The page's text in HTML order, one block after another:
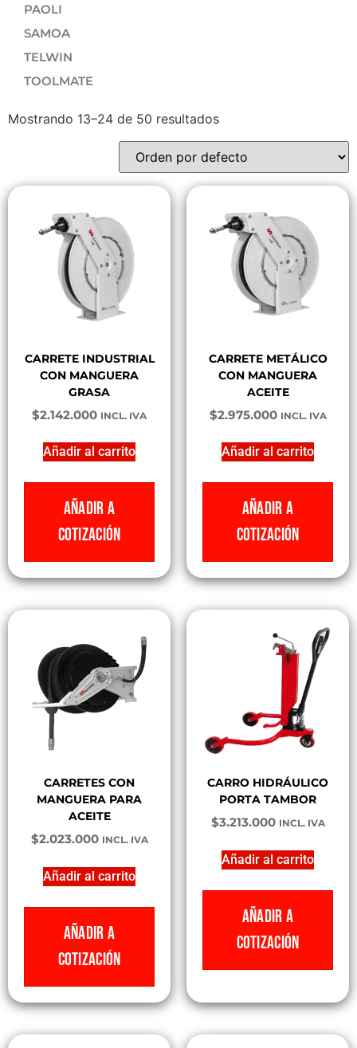
PAOLI
SAMOA
TELWIN
TOOLMATE
Mostrando 13–24 de 50 resultados
CARRETE INDUSTRIAL
CON MANGUERA
GRASA
$2.142.000 INCL. IVA
Añadir al carrito
AÑADIR A
COTIZACIÓN
CARRETE METÁLICO
CON MANGUERA
ACEITE
$2.975.000 INCL. IVA
Añadir al carrito
AÑADIR A
COTIZACIÓN
CARRETES CON
MANGUERA PARA
ACEITE
$2.023.000 INCL. IVA
Añadir al carrito
AÑADIR A
COTIZACIÓN
CARRO HIDRÁULICO
PORTA TAMBOR
$3.213.000 INCL. IVA
Añadir al carrito
AÑADIR A
COTIZACIÓN